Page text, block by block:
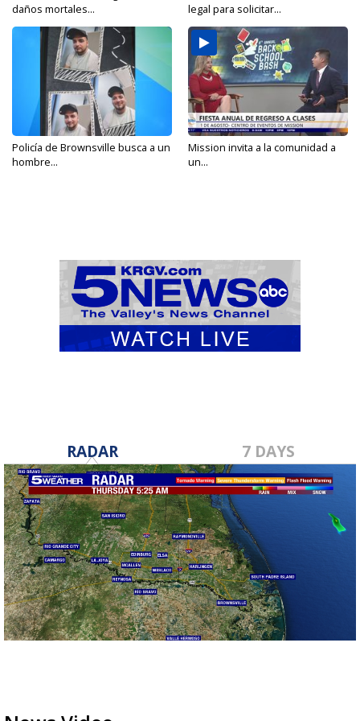
daños mortales...
legal para solicitar...
Policía de Brownsville busca a un
hombre...
Mission invita a la comunidad a
un...
RADAR 7 DAYS